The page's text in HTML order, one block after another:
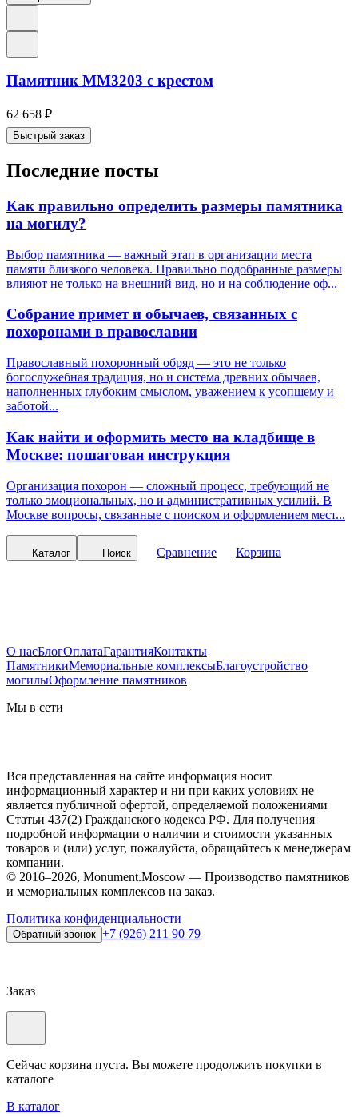
Памятник ММ3203 с крестом
62 658 ₽
Быстрый заказ
Последние посты
Как правильно определить размеры памятника
на могилу?
Выбор памятника — важный этап в организации места
памяти близкого человека. Правильно подобранные размеры
влияют не только на внешний вид, но и на соблюдение оф...
Собрание примет и обычаев, связанных с
похоронами в православии
Православный похоронный обряд — это не только
богослужебная традиция, но и система древних обычаев,
наполненных глубоким смыслом, уважением к усопшему и
заботой...
Как найти и оформить место на кладбище в
Москве: пошаговая инструкция
Организация похорон — сложный процесс, требующий не
только эмоциональных, но и административных усилий. В
Москве вопросы, связанные с поиском и оформлением мест...
Каталог Поиск Сравнение Корзина
О насБлогОплатаГарантияКонтакты
ПамятникиМемориальные комплексыБлагоустройство
могилыОформление памятников
Мы в сети
Вся представленная на сайте информация носит
информационный характер и ни при каких условиях не
является публичной офертой, определяемой положениями
Статьи 437(2) Гражданского кодекса РФ. Для получения
подробной информации о наличии и стоимости указанных
товаров и (или) услуг, пожалуйста, обращайтесь к менеджерам
компании.
© 2016–2026, Monument.Moscow — Производство памятников
и мемориальных комплексов на заказ.
Политика конфиденциальности
Обратный звонок +7 (926) 211 90 79
Заказ
Сейчас корзина пуста. Вы можете продолжить покупки в
каталоге
В каталог